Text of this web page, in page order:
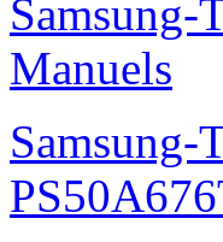
Manuels